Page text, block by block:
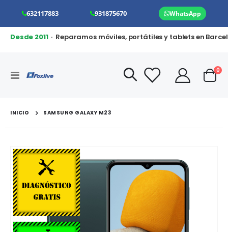
632117883 931875670 WhatsApp
Desde 2011· Reparamos móviles, portátiles y tablets en
Toggle
Cart
0
INICIO SAMSUNG GALAXY M23
Saltar
al
final
de
la
galería
de
imágenes